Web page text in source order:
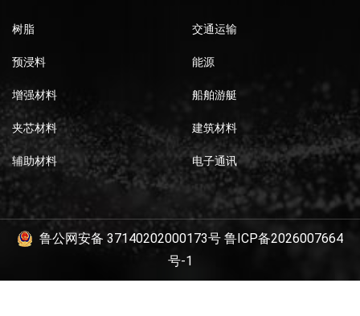
树脂
预浸料
增强材料
夹芯材料
辅助材料
交通运输
能源
船舶游艇
建筑材料
电子通讯
鲁公网安备 37140202000173号 鲁ICP备2026007664
号-1